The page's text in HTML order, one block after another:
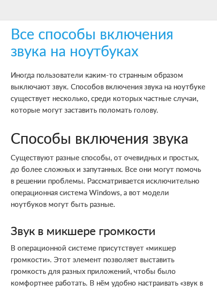
main
content
primary
sidebar
footerВсе способы включения
звука на ноутбуках
Иногда пользователи каким-то странным образом
выключают звук. Способов включения звука на ноутбуке
существует несколько, среди которых частные случаи,
которые могут заставить поломать голову.
Способы включения звука
Существуют разные способы, от очевидных и простых,
до более сложных и запутанных. Все они могут помочь
в решении проблемы. Рассматривается исключительно
операционная система Windows, а вот модели
ноутбуков могут быть разные.
Звук в микшере громкости
В операционной системе присутствует «микшер
громкости». Этот элемент позволяет выставить
громкость для разных приложений, чтобы было
комфортнее работать. В нём удобно настраивать «звук в